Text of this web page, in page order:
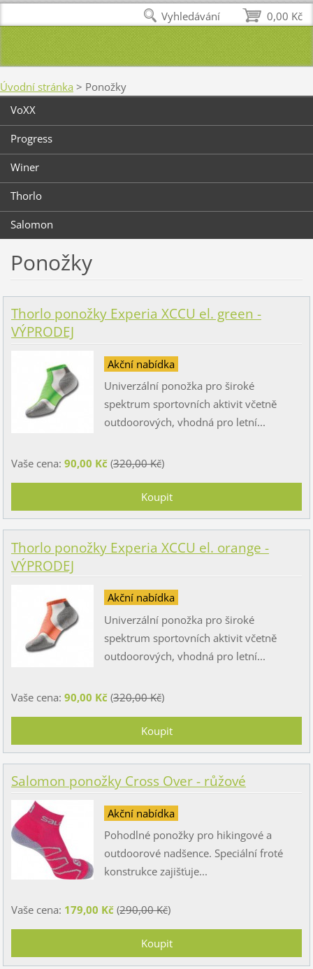
Úvodní stránka > Ponožky
VoXX
Progress
Winer
Thorlo
Salomon
Ponožky
Thorlo ponožky Experia XCCU el. green -
VÝPRODEJ
Akční nabídka
Univerzální ponožka pro široké
spektrum sportovních aktivit včetně
outdoorových, vhodná pro letní...
Vaše cena: 90,00 Kč(320,00 Kč)
Thorlo ponožky Experia XCCU el. orange -
VÝPRODEJ
Akční nabídka
Univerzální ponožka pro široké
spektrum sportovních aktivit včetně
outdoorových, vhodná pro letní...
Vaše cena: 90,00 Kč(320,00 Kč)
Salomon ponožky Cross Over - růžové
Akční nabídka
Pohodlné ponožky pro hikingové a
outdoorové nadšence. Speciální froté
konstrukce zajišťuje...
Vaše cena: 179,00 Kč(290,00 Kč)
0,00 Kč
Vyhledávání